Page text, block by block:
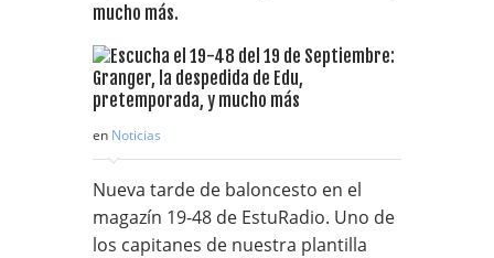
mucho más.
en Noticias
Nueva tarde de baloncesto en el
magazín 19-48 de EstuRadio. Uno de
los capitanes de nuestra plantilla